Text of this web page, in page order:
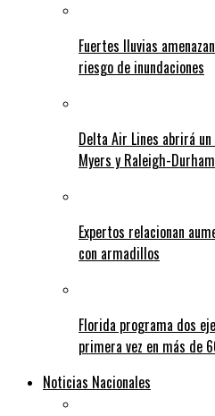
Fuertes lluvias
riesgo de inundaciones
Delta Air Lines abrirá
Myers y Raleigh-Durham
Expertos relacionan
con armadillos
Florida programa dos
primera vez en más de
Noticias Nacionales